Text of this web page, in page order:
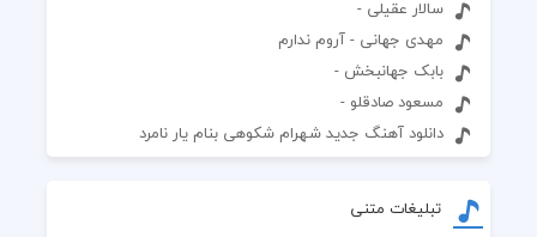
سالار عقیلی -
مهدی جهانی - آروم ندارم
بابک جهانبخش -
مسعود صادقلو -
دانلود آهنگ جدید شهرام شکوهی بنام یار نامرد
تبلیغات متنی